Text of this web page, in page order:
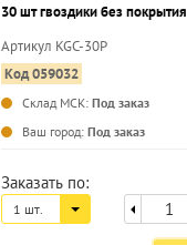
30 шт гвоздики без покрытия
Артикул KGC-30P
Код 059032
Склад МСК: Под заказ
Ваш город: Под заказ
Заказать по:
1 шт.